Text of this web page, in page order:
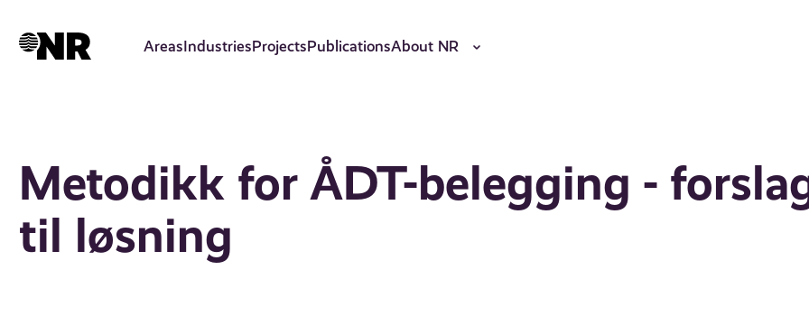
AreasIndustriesProjectsPublicationsAbout NR
Metodikk for ÅDT-belegging -
til løsning